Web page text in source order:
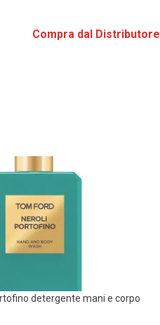
Compra dal Distributore
detergente mani e corpo